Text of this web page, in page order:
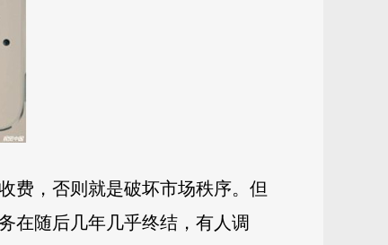
费，否则就是破坏市场秩序。但
在随后几年几乎终结，有人调